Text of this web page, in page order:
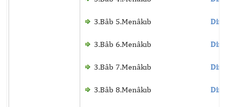
3.Bâb 5.Menâkıb
3.Bâb 6.Menâkıb
3.Bâb 7.Menâkıb
3.Bâb 8.Menâkıb